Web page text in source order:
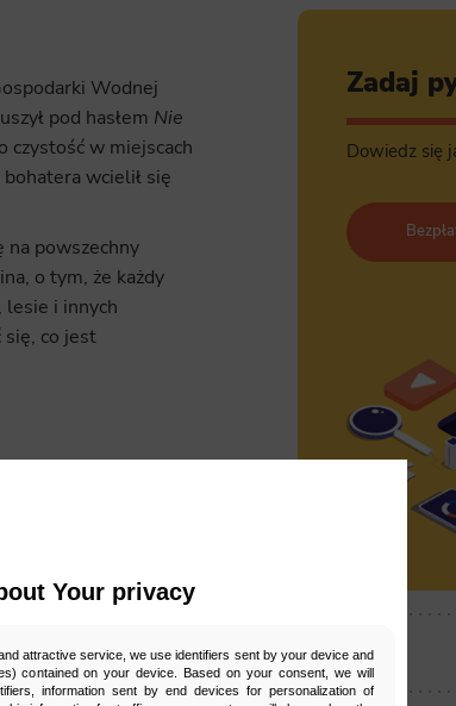
Your privacy
attractive service, we use identifiers sent by your device and
contained on your device. Based on your consent, we will
information sent by end devices for personalization of
Wodnej
pod hasłem Nie
czystość w miejscach
wcielił się
na powszechny
o tym, że każdy
lesie i innych
się, co jest
Zadaj
Dowiedz się
Udostępnij: